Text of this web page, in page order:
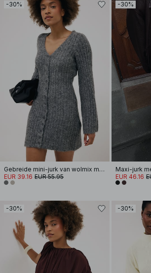
-30%
Gebreide mini-jurk van wolmix met cardigan
EUR 39.16 EUR 55.95
-30%
EUR 46.16
-30% -30%